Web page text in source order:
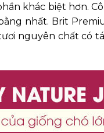
khác biệt hơn.
nhất. Brit
nguyên chất có